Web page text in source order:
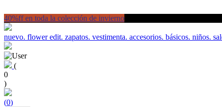
40%ff en toda la colección de invierno
nuevo. flower edit. zapatos. vestimenta. accesorios. básicos. niños.
(
0
)
(0)